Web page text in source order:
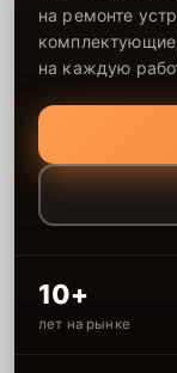
на ремонте
на каждую
10+
лет на рынке